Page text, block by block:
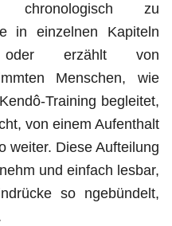
chronologisch zu
in einzelnen Kapiteln
oder erzählt von
Menschen, wie
Training begleitet,
von einem Aufenthalt
weiter. Diese Aufteilung
und einfach lesbar,
so ngebündelt,